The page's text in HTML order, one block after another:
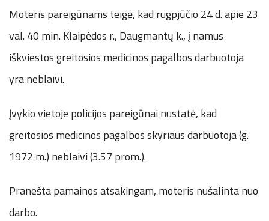
Moteris pareigūnams teigė, kad rugpjūčio 24 d. apie 23
val. 40 min. Klaipėdos r., Daugmantų k., į namus
iškviestos greitosios medicinos pagalbos darbuotoja
yra neblaivi.
Įvykio vietoje policijos pareigūnai nustatė, kad
greitosios medicinos pagalbos skyriaus darbuotoja (g.
1972 m.) neblaivi (3.57 prom.).
Pranešta pamainos atsakingam, moteris nušalinta nuo
darbo.